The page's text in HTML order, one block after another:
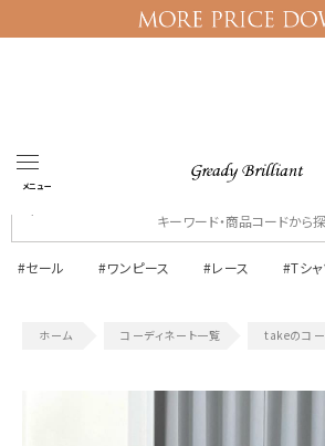
メニュー
ロ
#セール #ワンピース #レース #Tシ
コーディネート一覧 takeのコー